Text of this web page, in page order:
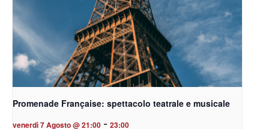
Promenade Française: spettacolo teatrale e musicale
venerdì 7 Agosto @ 21:00 - 23:00